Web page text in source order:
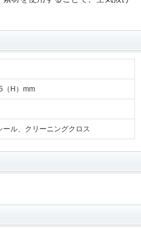
（H）mm
ール、クリーニングクロス